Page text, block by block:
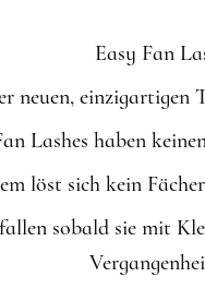
Easy Fan
neuen, einzigartigen
Lashes haben
löst sich kein
sobald sie mit